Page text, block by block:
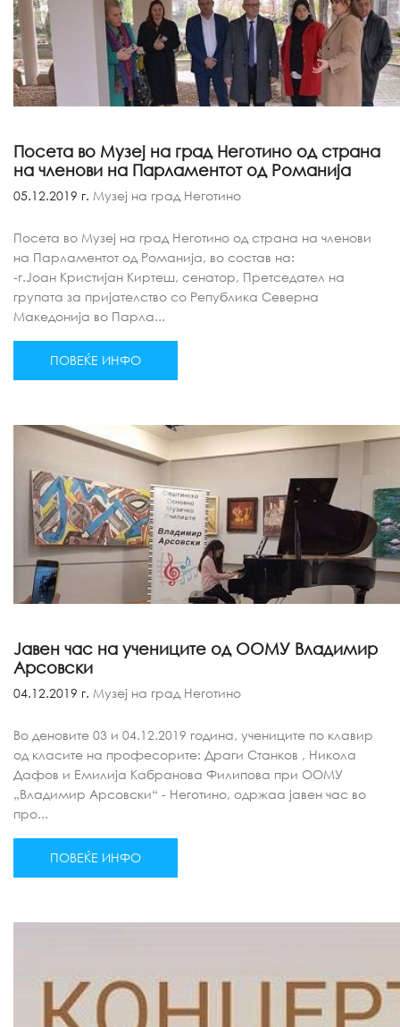
Посета во Музеј на град Неготино од страна
на членови на Парламентот од Романија
05.12.2019 г. Музеј на град Неготино
Посета во Музеј на град Неготино од страна на членови
на Парламентот од Романија, во состав на:
-г.Јоан Кристијан Киртеш, сенатор, Претседател на
групата за пријателство со Република Северна
Македонија во Парла...
ПОВЕЌЕ ИНФО
Јавен час на учениците од ООМУ Владимир
Арсовски
04.12.2019 г. Музеј на град Неготино
Во деновите 03 и 04.12.2019 година, учениците по клавир
од класите на професорите: Драги Станков , Никола
Дафов и Емилија Кабранова Филипова при ООМУ
„Владимир Арсовски“ - Неготино, одржаа јавен час во
про...
ПОВЕЌЕ ИНФО